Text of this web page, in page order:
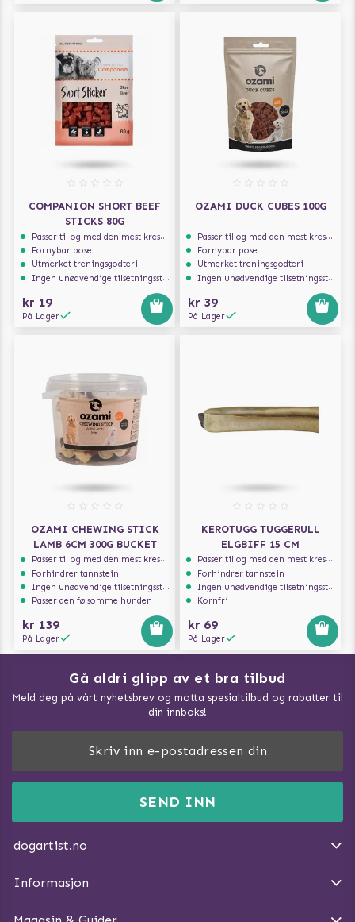
COMPANION SHORT BEEF
STICKS 80G
Passer til og med den mest kresne hunden
Fornybar pose
Utmerket treningsgodteri
Ingen unødvendige tilsetningsstoffer
kr 19
På Lager
OZAMI DUCK CUBES 100G
Passer til og med den mest kresne hunden
Fornybar pose
Utmerket treningsgodteri
Ingen unødvendige tilsetningsstoffer
kr 39
På Lager
OZAMI CHEWING STICK
LAMB 6CM 300G BUCKET
Passer til og med den mest kresne hunden
Forhindrer tannstein
Ingen unødvendige tilsetningsstoffer
Passer den følsomme hunden
kr 139
På Lager
KEROTUGG TUGGERULL
ELGBIFF 15 CM
Passer til og med den mest kresne hunden
Forhindrer tannstein
Ingen unødvendige tilsetningsstoffer
Kornfri
kr 69
På Lager
Gå aldri glipp av et bra tilbud
Meld deg på vårt nyhetsbrev og motta spesialtilbud og rabatter til
din innboks!
SEND INN
dogartist.no
Dogartist.no eies og driftes av Purefun Org. nr: 918582711
E-post: info@doggie.no
Informasjon
Angre avtalen
Slik måler du din hund